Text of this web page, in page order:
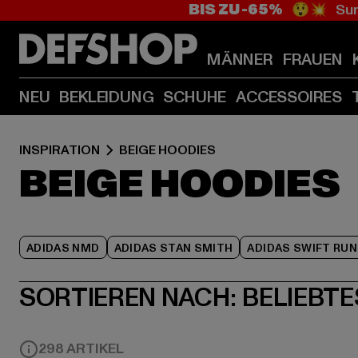
BIS ZU -65% 😲💥
MÄNNER FRAUEN
NEU BEKLEIDUNG SCHUHE ACCESSOIRES
INSPIRATION BEIGE HOODIES
BEIGE HOODIES
ADIDAS NMD ADIDAS STAN SMITH ADIDAS SWIFT RUN
SORTIEREN NACH:
298 ARTIKEL